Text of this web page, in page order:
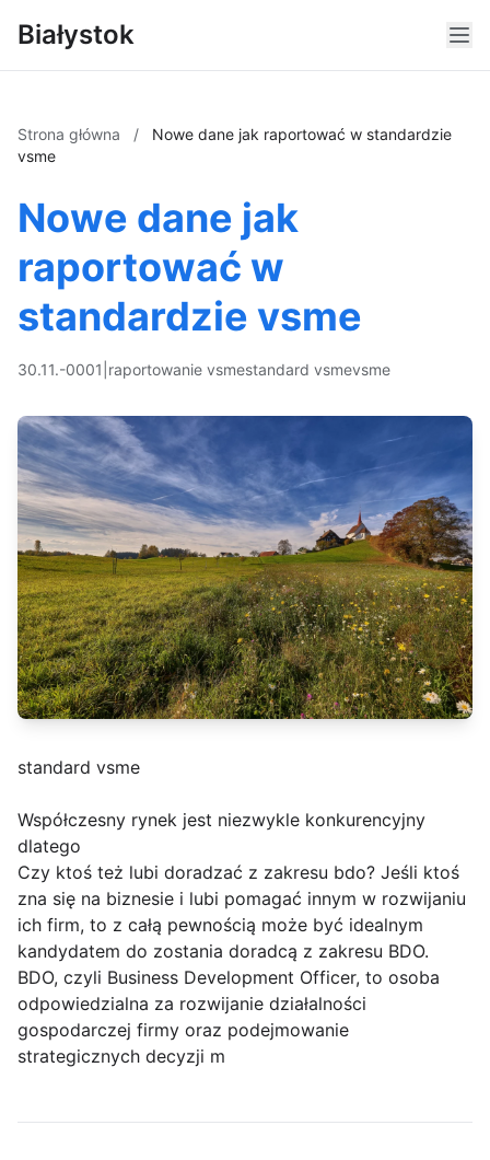
Białystok
Strona główna /
Nowe dane jak raportować w standardzie
vsme
Nowe dane jak
raportować w
standardzie vsme
30.11.-0001 raportowanie vsmestandard vsmevsme
standard vsme
Współczesny rynek jest niezwykle konkurencyjny
dlatego
Czy ktoś też lubi doradzać z zakresu bdo? Jeśli ktoś
zna się na biznesie i lubi pomagać innym w rozwijaniu
ich firm, to z całą pewnością może być idealnym
kandydatem do zostania doradcą z zakresu BDO.
BDO, czyli Business Development Officer, to osoba
odpowiedzialna za rozwijanie działalności
gospodarczej firmy oraz podejmowanie
strategicznych decyzji m